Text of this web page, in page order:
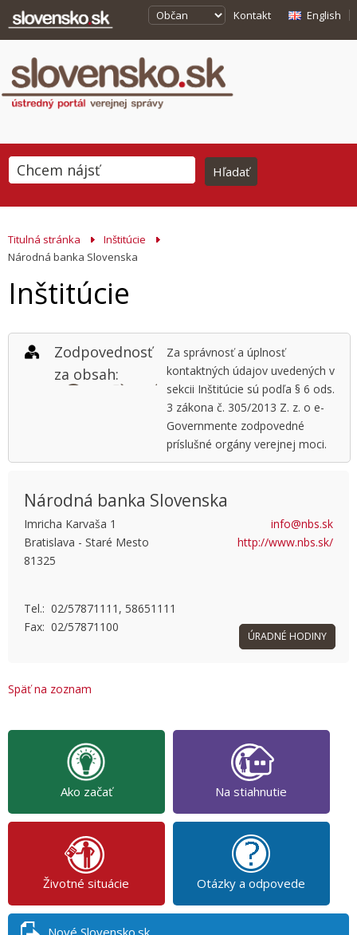
Kontakt English
Titulná stránka
Inštitúcie
Národná banka Slovenska
Inštitúcie
Zodpovednosť
za obsah:
Za správnosť a úplnosť
kontaktných údajov uvedených v
sekcii Inštitúcie sú podľa § 6 ods.
3 zákona č. 305/2013 Z. z. o e-
Governmente zodpovedné
príslušné orgány verejnej moci.
This page can't load Google Maps correctly.
Národná banka Slovenska
Imricha Karvaša 1
Bratislava - Staré Mesto
81325
info@nbs.sk
http://www.nbs.sk/
Tel.: 02/57871111, 58651111
Fax: 02/57871100
ÚRADNÉ HODINY
Späť na zoznam
Ako začať Na stiahnutie
Životné situácie Otázky a odpovede
Nové Slovensko.sk